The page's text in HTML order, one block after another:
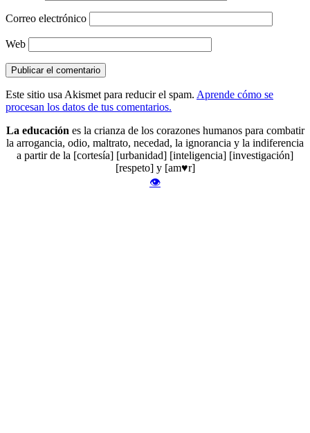
Correo electrónico
Web
Este sitio usa Akismet para reducir el spam. Aprende cómo se
procesan los datos de tus comentarios.
La educaciónes la crianza de los corazones humanos para combatir
la arrogancia, odio, maltrato, necedad, la ignorancia y la indiferencia
a partir de la [cortesía] [urbanidad] [inteligencia] [investigación]
[respeto] y [am♥r]
👁